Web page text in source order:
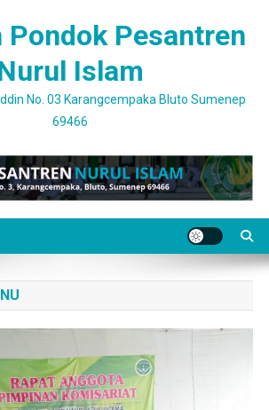
Pondok Pesantren
Islam
No. 03 Karangcempaka Bluto Sumenep
69466